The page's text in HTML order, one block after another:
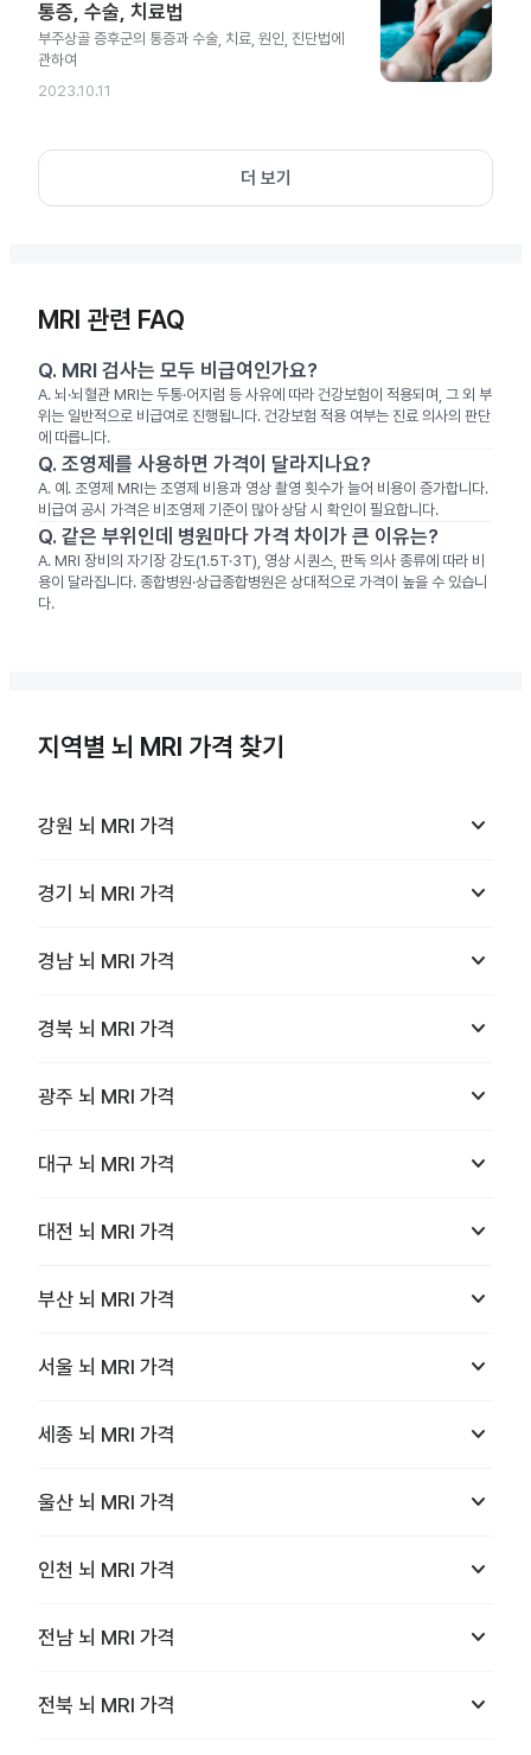
통증, 수술, 치료법
부주상골 증후군의 통증과 수술, 치료, 원인, 진단법에
관하여
2023.10.11
더 보기
MRI 관련 FAQ
Q. MRI 검사는 모두 비급여인가요?
A. 뇌·뇌혈관 MRI는 두통·어지럼 등 사유에 따라 건강보험이 적용되며, 그 외 부
위는 일반적으로 비급여로 진행됩니다. 건강보험 적용 여부는 진료 의사의 판단
에 따릅니다.
Q. 조영제를 사용하면 가격이 달라지나요?
A. 예. 조영제 MRI는 조영제 비용과 영상 촬영 횟수가 늘어 비용이 증가합니다.
비급여 공시 가격은 비조영제 기준이 많아 상담 시 확인이 필요합니다.
Q. 같은 부위인데 병원마다 가격 차이가 큰 이유는?
A. MRI 장비의 자기장 강도(1.5T·3T), 영상 시퀀스, 판독 의사 종류에 따라 비
용이 달라집니다. 종합병원·상급종합병원은 상대적으로 가격이 높을 수 있습니
다.
지역별 뇌 MRI 가격 찾기
강원 뇌 MRI 가격 keyboard_arrow_down
경기 뇌 MRI 가격 keyboard_arrow_down
경남 뇌 MRI 가격 keyboard_arrow_down
경북 뇌 MRI 가격 keyboard_arrow_down
광주 뇌 MRI 가격 keyboard_arrow_down
대구 뇌 MRI 가격 keyboard_arrow_down
대전 뇌 MRI 가격 keyboard_arrow_down
부산 뇌 MRI 가격 keyboard_arrow_down
서울 뇌 MRI 가격 keyboard_arrow_down
세종 뇌 MRI 가격 keyboard_arrow_down
울산 뇌 MRI 가격 keyboard_arrow_down
인천 뇌 MRI 가격 keyboard_arrow_down
전남 뇌 MRI 가격 keyboard_arrow_down
전북 뇌 MRI 가격 keyboard_arrow_down